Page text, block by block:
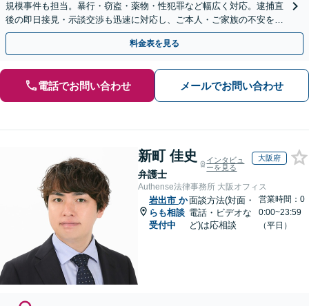
規模事件も担当。暴行・窃盗・薬物・性犯罪など幅広く対応。逮捕直
後の即日接見・示談交渉も迅速に対応し、ご本人・ご家族の不安を最
小限に抑えます。【初回相談可能】【WEB面談可能】
料金表を見る
電話でお問い合わせ メールでお問い合わせ
新町 佳史
弁護士
インタビュ
ーを見る
大阪府
Authense法律事務所 大阪オフィス
岩出市 か
らも相談
受付中
面談方法(対面・
電話・ビデオな
ど)は応相談
営業時間：0
0:00~23:59
（平日）